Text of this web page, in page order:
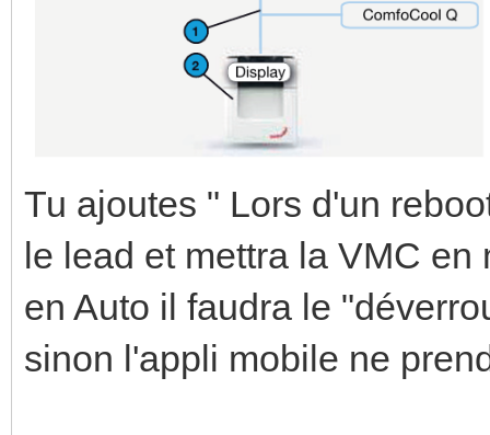
Tu ajoutes " Lors d'un
le lead et mettra la VMC
en Auto il faudra le
sinon l'appli mobile ne